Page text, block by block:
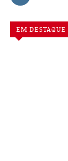
EM DESTAQUE